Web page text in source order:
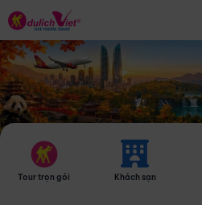
Tour trọn gói Khách sạn